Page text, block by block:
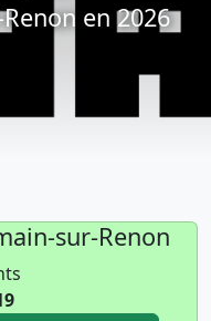
en 2026
sur-Renon